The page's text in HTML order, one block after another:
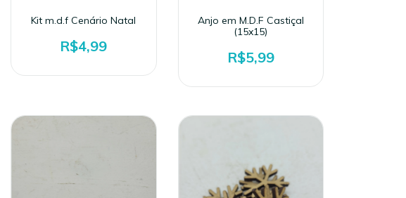
Kit m.d.f Cenário Natal
R$4,99
Anjo em M.D.F Castiçal
(15x15)
R$5,99